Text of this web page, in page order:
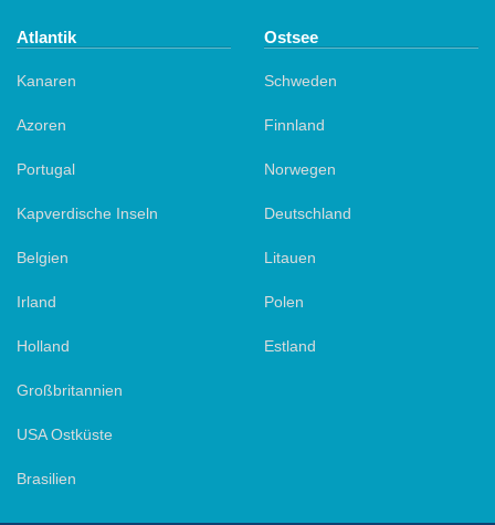
Atlantik
Kanaren
Azoren
Portugal
Kapverdische Inseln
Belgien
Irland
Holland
Großbritannien
USA Ostküste
Brasilien
Ostsee
Schweden
Finnland
Norwegen
Deutschland
Litauen
Polen
Estland